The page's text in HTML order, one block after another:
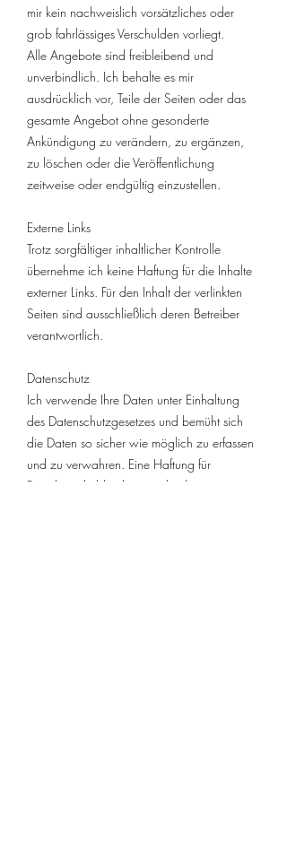
mir kein nachweislich vorsätzliches oder
grob fahrlässiges Verschulden vorliegt.
Alle Angebote sind freibleibend und
unverbindlich. Ich behalte es mir
ausdrücklich vor, Teile der Seiten oder das
gesamte Angebot ohne gesonderte
Ankündigung zu verändern, zu ergänzen,
zu löschen oder die Veröffentlichung
zeitweise oder endgültig einzustellen.
Externe Links
Trotz sorgfältiger inhaltlicher Kontrolle
übernehme ich keine Haftung für die Inhalte
externer Links. Für den Inhalt der verlinkten
Seiten sind ausschließlich deren Betreiber
verantwortlich.
Datenschutz
Ich verwende Ihre Daten unter Einhaltung
des Datenschutzgesetzes und bemüht sich
die Daten so sicher wie möglich zu erfassen
und zu verwahren. Eine Haftung für
Fremdverschulden kann nicht übernommen